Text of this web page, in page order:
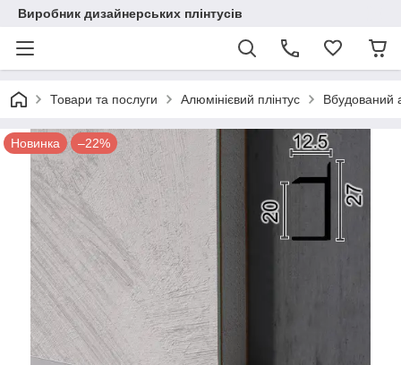
Виробник дизайнерських плінтусів
Товари та послуги Алюмінієвий плінтус Вбудований
Новинка –22%